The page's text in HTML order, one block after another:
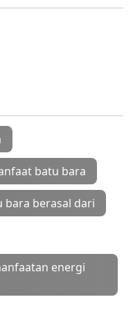
batu bara
bara berasal dari
energi